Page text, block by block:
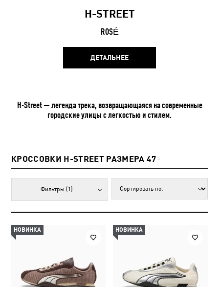
H-STREET
ROSÉ
ДЕТАЛЬНЕЕ
H-Street — легенда трека, возвращающаяся на современные
городские улицы с легкостью и стилем.
КРОССОВКИ H-STREET РАЗМЕРА 47 4
Фильтры (1)
НОВИНКА НОВИНКА